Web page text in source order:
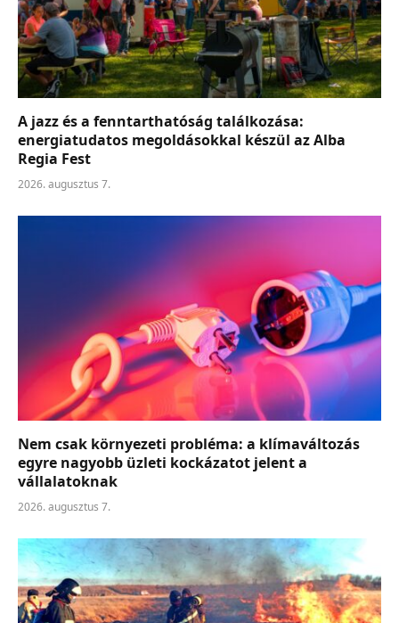
A jazz és a fenntarthatóság találkozása:
energiatudatos megoldásokkal készül az Alba
Regia Fest
2026. augusztus 7.
Nem csak környezeti probléma: a klímaváltozás
egyre nagyobb üzleti kockázatot jelent a
vállalatoknak
2026. augusztus 7.